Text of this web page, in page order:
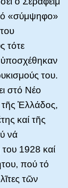
«σύμψηφο»
τότε
ὑποσχέθηκαν
του.
στό Νέο
Ἑλλάδος,
καί τῆς
νά
1928 καί
πού τό
τῶν